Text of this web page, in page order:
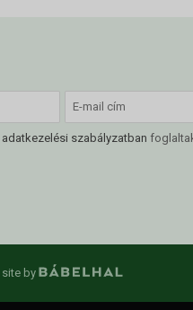
adatkezelési szabályzatban
site by